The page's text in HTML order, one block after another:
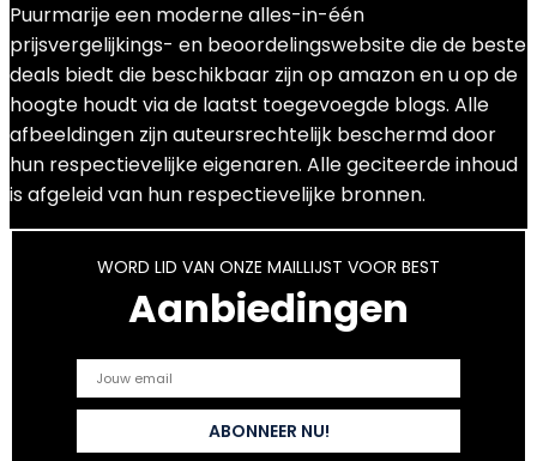
Puurmarije een moderne alles-in-één
prijsvergelijkings- en beoordelingswebsite die de beste
deals biedt die beschikbaar zijn op amazon en u op de
hoogte houdt via de laatst toegevoegde blogs. Alle
afbeeldingen zijn auteursrechtelijk beschermd door
hun respectievelijke eigenaren. Alle geciteerde inhoud
is afgeleid van hun respectievelijke bronnen.
WORD LID VAN ONZE MAILLIJST VOOR BEST
Aanbiedingen